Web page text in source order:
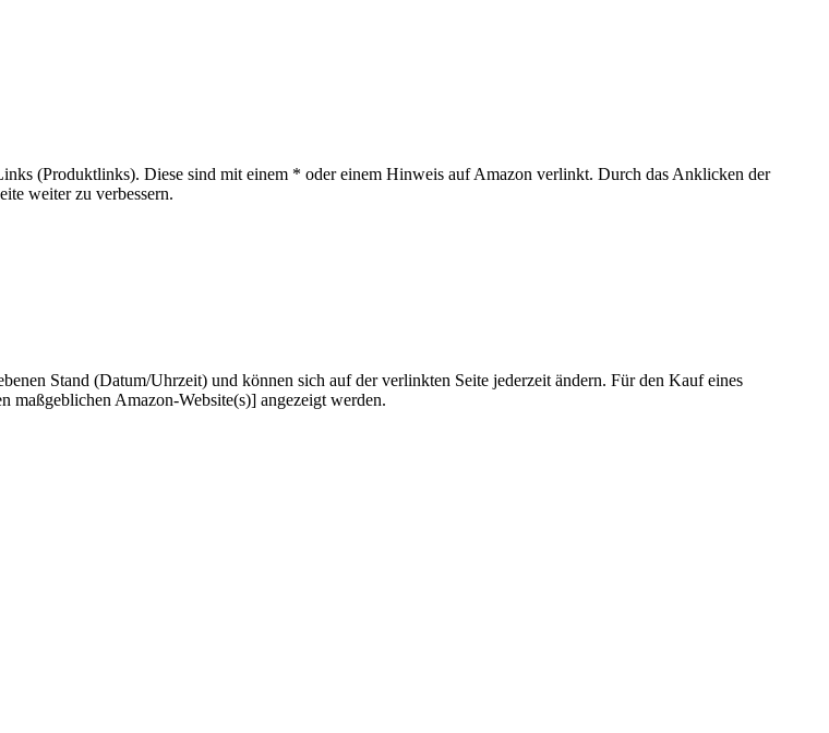
(Produktlinks). Diese sind mit einem * oder einem Hinweis auf Amazon verlinkt. Durch das Anklicken der
weiter zu verbessern.
Stand (Datum/Uhrzeit) und können sich auf der verlinkten Seite jederzeit ändern. Für den Kauf eines
Amazon-Website(s)] angezeigt werden.